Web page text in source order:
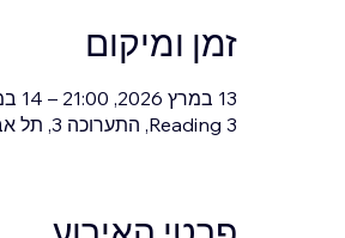
זמן ומיקום
13 במרץ 2026, 21:00 – 14 במרץ 2026, 0:00
Reading 3, התערוכה 3, תל אביב-יפו, ישראל